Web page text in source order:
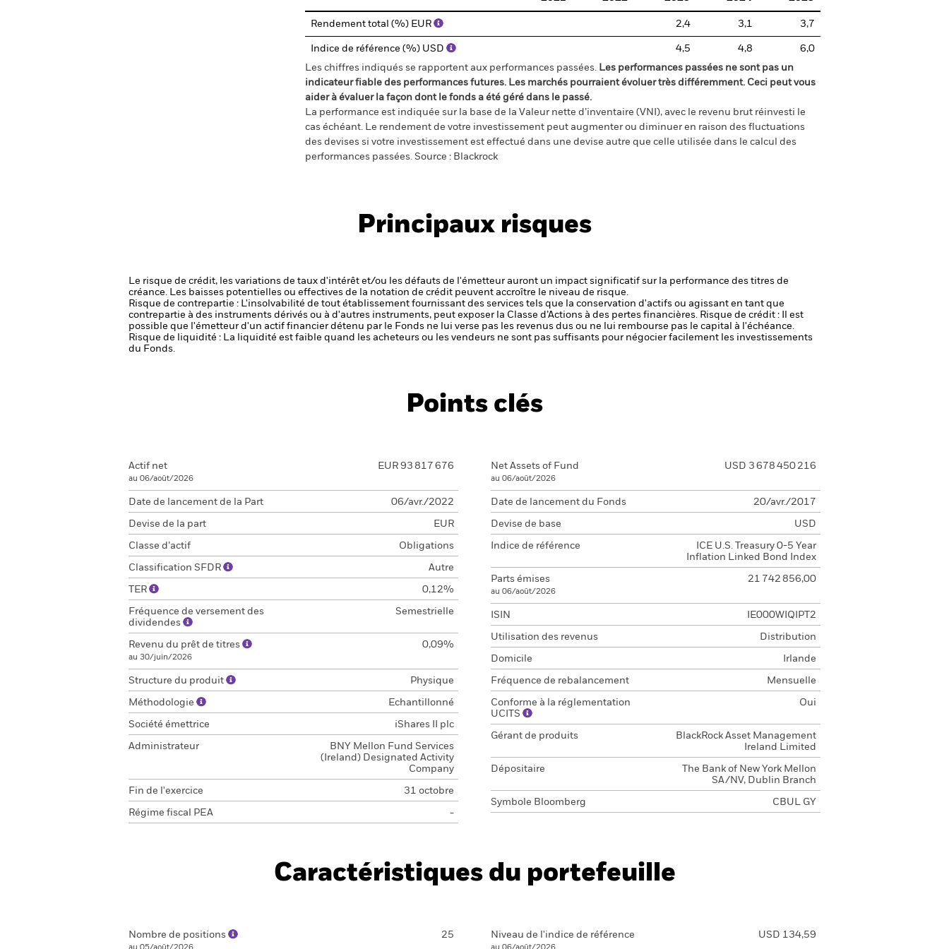
Rendement total (%) EUR 2,4 3,1 3,7
Indice de référence (%) USD 4,5 4,8
6,0
Les chiffres indiqués se rapportent aux performances passées. Les performances passées ne sont pas un
indicateur fiable des performances futures. Les marchés pourraient évoluer très différemment. Ceci peut vous
aider à évaluer la façon dont le fonds a été géré dans le passé.
La performance est indiquée sur la base de la Valeur nette d’inventaire (VNI), avec le revenu brut réinvesti le
cas échéant. Le rendement de votre investissement peut augmenter ou diminuer en raison des fluctuations
des devises si votre investissement est effectué dans une devise autre que celle utilisée dans le calcul des
performances passées. Source : Blackrock
Principaux risques
Le risque de crédit, les variations de taux d'intérêt et/ou les défauts de l'émetteur auront un impact significatif sur la performance des titres de
créance. Les baisses potentielles ou effectives de la notation de crédit peuvent accroître le niveau de risque.
Risque de contrepartie : L'insolvabilité de tout établissement fournissant des services tels que la conservation d'actifs ou agissant en tant que
contrepartie à des instruments dérivés ou à d'autres instruments, peut exposer la Classe d’Actions à des pertes financières. Risque de crédit : Il est
possible que l'émetteur d'un actif financier détenu par le Fonds ne lui verse pas les revenus dus ou ne lui rembourse pas le capital à l'échéance.
Risque de liquidité : La liquidité est faible quand les acheteurs ou les vendeurs ne sont pas suffisants pour négocier facilement les investissements
du Fonds.
Points clés
Actif net
au 06/août/2026
EUR 93 817 676
Date de lancement de la Part 06/avr./2022
Devise de la part EUR
Classe d’actif Obligations
Classification SFDR Autre
TER 0,12%
Fréquence de versement des
dividendes
Semestrielle
Revenu du prêt de titres
au 30/juin/2026
0,09%
Structure du produit Physique
Méthodologie Echantillonné
Société émettrice iShares II plc
Administrateur
BNY Mellon Fund Services
(Ireland) Designated Activity
Company
Fin de l'exercice 31 octobre
Régime fiscal PEA -
Net Assets of Fund
au 06/août/2026
USD 3 678 450 216
Date de lancement du Fonds 20/avr./2017
Devise de base USD
Indice de référence
ICE U.S. Treasury 0-5 Year
Inflation Linked Bond Index
Parts émises
au 06/août/2026
21 742 856,00
ISIN IE000WIQIPT2
Utilisation des revenus Distribution
Domicile Irlande
Fréquence de rebalancement Mensuelle
Conforme à la réglementation
UCITS
Oui
Gérant de produits
BlackRock Asset Management
Ireland Limited
Dépositaire
The Bank of New York Mellon
SA/NV, Dublin Branch
Symbole Bloomberg CBUL GY
Caractéristiques du portefeuille
Nombre de positions
au 05/août/2026
25 Niveau de l'indice de référence
au 06/août/2026
USD 134,59